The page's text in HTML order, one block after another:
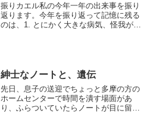
振りカエル私の今年一年の出来事を振り
返ります。今年を振り返って記憶に残る
のは、1. とにかく大きな病気、怪我がな
紳士なノートと、遺伝
先日、息子の送迎でちょっと多摩の方の
ホームセンターで時間を潰す場面があ
り、ふらついていたらノートが目に留ま